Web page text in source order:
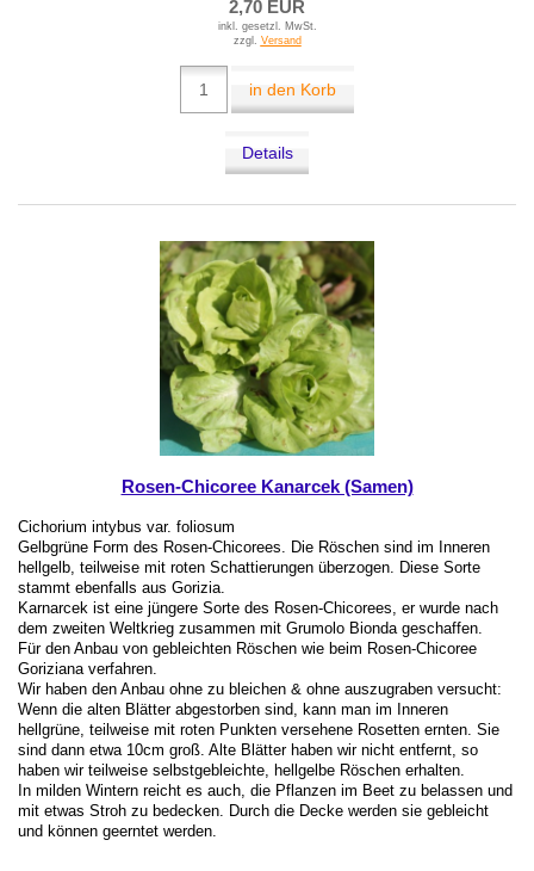
2,70 EUR
inkl. gesetzl. MwSt.
zzgl. Versand
in den Korb
Details
Rosen-Chicoree Kanarcek (Samen)
Cichorium intybus var. foliosum
Gelbgrüne Form des Rosen-Chicorees. Die Röschen sind im Inneren
hellgelb, teilweise mit roten Schattierungen überzogen. Diese Sorte
stammt ebenfalls aus Gorizia.
Karnarcek ist eine jüngere Sorte des Rosen-Chicorees, er wurde nach
dem zweiten Weltkrieg zusammen mit Grumolo Bionda geschaffen.
Für den Anbau von gebleichten Röschen wie beim Rosen-Chicoree
Goriziana verfahren.
Wir haben den Anbau ohne zu bleichen & ohne auszugraben versucht:
Wenn die alten Blätter abgestorben sind, kann man im Inneren
hellgrüne, teilweise mit roten Punkten versehene Rosetten ernten. Sie
sind dann etwa 10cm groß. Alte Blätter haben wir nicht entfernt, so
haben wir teilweise selbstgebleichte, hellgelbe Röschen erhalten.
In milden Wintern reicht es auch, die Pflanzen im Beet zu belassen und
mit etwas Stroh zu bedecken. Durch die Decke werden sie gebleicht
und können geerntet werden.